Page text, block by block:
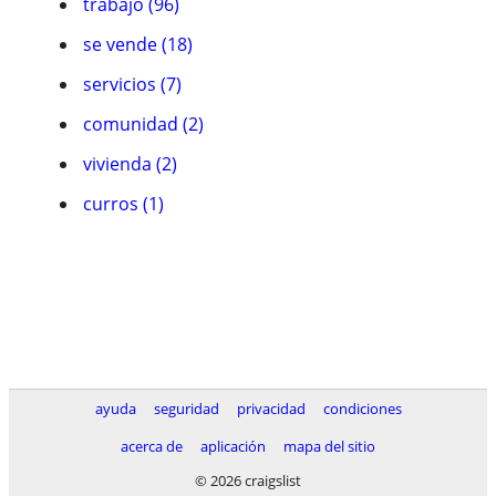
se vende (18)
servicios (7)
comunidad (2)
vivienda (2)
curros (1)
ayuda seguridad privacidad
condiciones
acerca de
aplicación
mapa del sitio
© 2026 craigslist